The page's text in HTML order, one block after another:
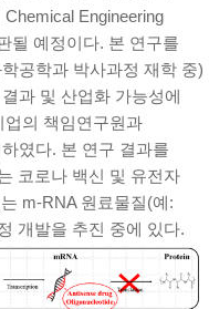
Engineering
될 예정이다. 본 연구를
공학과 박사과정 재학 중)
과 및 산업화 가능성에
의 책임연구원과
였다. 본 연구 결과를
코로나 백신 및 유전자
m-RNA 원료물질(예:
개발을 추진 중에 있다.